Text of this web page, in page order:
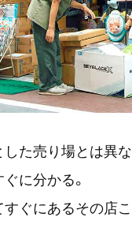
た売り場とは異
に分かる。
ぐにあるその店こ